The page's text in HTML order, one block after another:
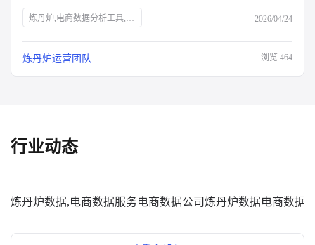
炼丹炉,电商数据分析工具,知衣科技,电商全域数据 2026/04/24
炼丹炉运营团队 浏览 464
行业动态
炼丹炉数据,电商数据服务电商数据公司炼丹炉数据电商数据